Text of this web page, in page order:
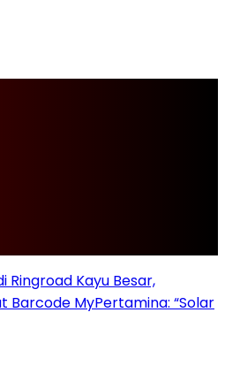
Ringroad Kayu Besar,
Barcode MyPertamina: “Solar